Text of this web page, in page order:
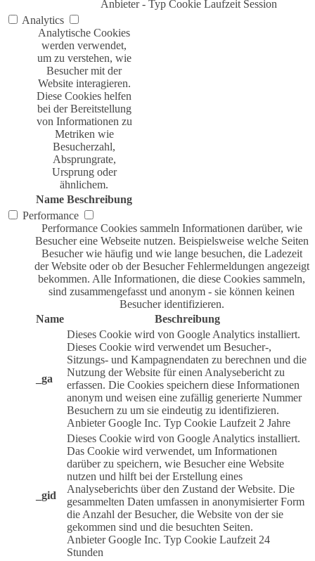
Anbieter - Typ Cookie Laufzeit Session
Analytics
Analytische Cookies
werden verwendet,
um zu verstehen, wie
Besucher mit der
Website interagieren.
Diese Cookies helfen
bei der Bereitstellung
von Informationen zu
Metriken wie
Besucherzahl,
Absprungrate,
Ursprung oder
ähnlichem.
Name Beschreibung
Performance
Performance Cookies sammeln Informationen darüber, wie
Besucher eine Webseite nutzen. Beispielsweise welche Seiten
Besucher wie häufig und wie lange besuchen, die Ladezeit
der Website oder ob der Besucher Fehlermeldungen angezeigt
bekommen. Alle Informationen, die diese Cookies sammeln,
sind zusammengefasst und anonym - sie können keinen
Besucher identifizieren.
Name
Beschreibung
_ga
Dieses Cookie wird von Google Analytics installiert.
Dieses Cookie wird verwendet um Besucher-,
Sitzungs- und Kampagnendaten zu berechnen und die
Nutzung der Website für einen Analysebericht zu
erfassen. Die Cookies speichern diese Informationen
anonym und weisen eine zufällig generierte Nummer
Besuchern zu um sie eindeutig zu identifizieren.
Anbieter Google Inc. Typ Cookie Laufzeit 2 Jahre
_gid
Dieses Cookie wird von Google Analytics installiert.
Das Cookie wird verwendet, um Informationen
darüber zu speichern, wie Besucher eine Website
nutzen und hilft bei der Erstellung eines
Analyseberichts über den Zustand der Website. Die
gesammelten Daten umfassen in anonymisierter Form
die Anzahl der Besucher, die Website von der sie
gekommen sind und die besuchten Seiten.
Anbieter Google Inc. Typ Cookie Laufzeit 24
Stunden